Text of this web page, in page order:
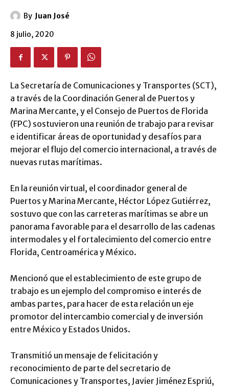
By Juan José
8 julio, 2020
La Secretaría de Comunicaciones y Transportes (SCT),
a través de la Coordinación General de Puertos y
Marina Mercante, y el Consejo de Puertos de Florida
(FPC) sostuvieron una reunión de trabajo para revisar
e identificar áreas de oportunidad y desafíos para
mejorar el flujo del comercio internacional, a través de
nuevas rutas marítimas.
En la reunión virtual, el coordinador general de
Puertos y Marina Mercante, Héctor López Gutiérrez,
sostuvo que con las carreteras marítimas se abre un
panorama favorable para el desarrollo de las cadenas
intermodales y el fortalecimiento del comercio entre
Florida, Centroamérica y México.
Mencionó que el establecimiento de este grupo de
trabajo es un ejemplo del compromiso e interés de
ambas partes, para hacer de esta relación un eje
promotor del intercambio comercial y de inversión
entre México y Estados Unidos.
Transmitió un mensaje de felicitación y
reconocimiento de parte del secretario de
Comunicaciones y Transportes, Javier Jiménez Espriú,